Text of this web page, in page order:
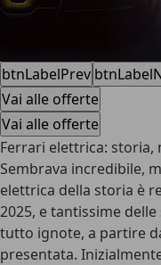
btnLabelPrev
Vai alle offerte
Vai alle offerte
Ferrari elettrica: storia,
Sembrava incredibile,
elettrica della storia è
2025, e tantissime
tutto ignote, a partire
presentata.